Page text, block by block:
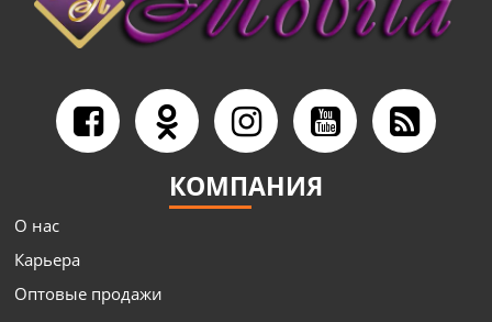
КОМПАНИЯ
О нас
Карьера
Оптовые продажи